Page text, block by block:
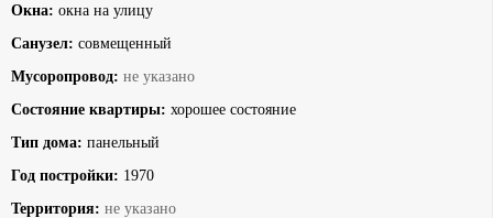
Окна: окна на улицу
Санузел: совмещенный
Мусоропровод: не указано
Состояние квартиры: хорошее состояние
Тип дома: панельный
Год постройки: 1970
Территория: не указано